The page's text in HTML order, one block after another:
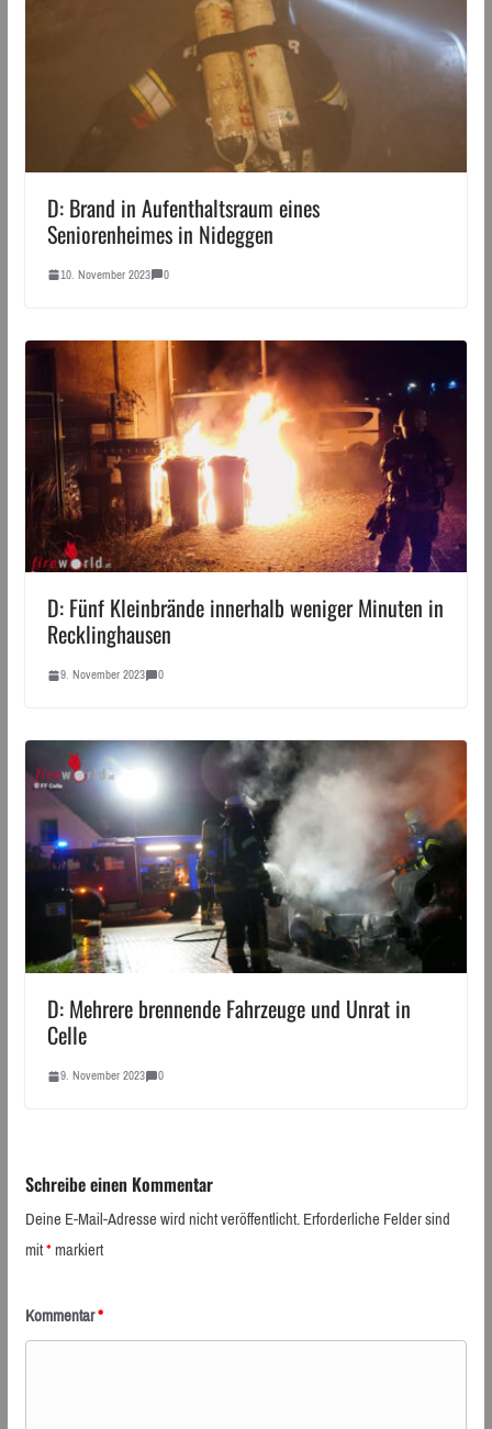
D: Brand in Aufenthaltsraum eines
Seniorenheimes in Nideggen
10. November 2023 0
D: Fünf Kleinbrände innerhalb weniger Minuten in
Recklinghausen
9. November 2023 0
D: Mehrere brennende Fahrzeuge und Unrat in
Celle
9. November 2023 0
Schreibe einen Kommentar
Deine E-Mail-Adresse wird nicht veröffentlicht.Erforderliche Felder sind
mit*markiert
Kommentar*